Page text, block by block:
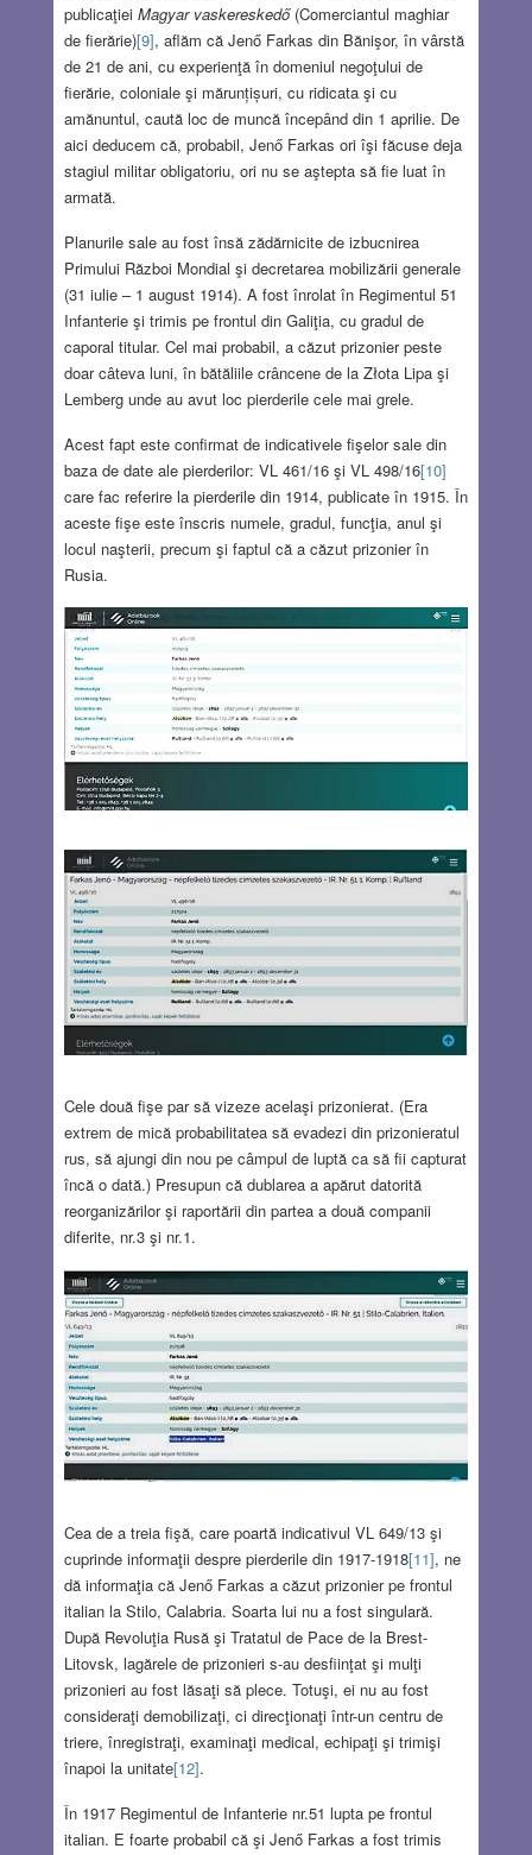
publicaţiei Magyar vaskereskedő(Comerciantul maghiar
de fierărie)[9], aflăm că Jenő Farkas din Bănişor, în vârstă
de 21 de ani, cu experienţă în domeniul negoţului de
fierărie, coloniale şi mărunțișuri, cu ridicata şi cu
amănuntul, caută loc de muncă începând din 1 aprilie. De
aici deducem că, probabil, Jenő Farkas ori îşi făcuse deja
stagiul militar obligatoriu, ori nu se aştepta să fie luat în
armată.
Planurile sale au fost însă zădărnicite de izbucnirea
Primului Război Mondial şi decretarea mobilizării generale
(31 iulie – 1 august 1914). A fost înrolat în Regimentul 51
Infanterie şi trimis pe frontul din Galiţia, cu gradul de
caporal titular. Cel mai probabil, a căzut prizonier peste
doar câteva luni, în bătăliile crâncene de la Złota Lipa şi
Lemberg unde au avut loc pierderile cele mai grele.
Acest fapt este confirmat de indicativele fişelor sale din
baza de date ale pierderilor: VL 461/16 şi VL 498/16[10]
care fac referire la pierderile din 1914, publicate în 1915. În
aceste fişe este înscris numele, gradul, funcţia, anul şi
locul naşterii, precum şi faptul că a căzut prizonier în
Rusia.
Cele două fişe par să vizeze acelaşi prizonierat. (Era
extrem de mică probabilitatea să evadezi din prizonieratul
rus, să ajungi din nou pe câmpul de luptă ca să fii capturat
încă o dată.) Presupun că dublarea a apărut datorită
reorganizărilor şi raportării din partea a două companii
diferite, nr.3 şi nr.1.
Cea de a treia fişă, care poartă indicativul VL 649/13 şi
cuprinde informaţii despre pierderile din 1917-1918[11], ne
dă informaţia că Jenő Farkas a căzut prizonier pe frontul
italian la Stilo, Calabria. Soarta lui nu a fost singulară.
După Revoluţia Rusă şi Tratatul de Pace de la Brest-
Litovsk, lagărele de prizonieri s-au desfiinţat şi mulţi
prizonieri au fost lăsaţi să plece. Totuşi, ei nu au fost
consideraţi demobilizaţi, ci direcţionaţi într-un centru de
triere, înregistraţi, examinaţi medical, echipaţi şi trimişi
înapoi la unitate[12].
În 1917 Regimentul de Infanterie nr.51 lupta pe frontul
italian. E foarte probabil că şi Jenő Farkas a fost trimis